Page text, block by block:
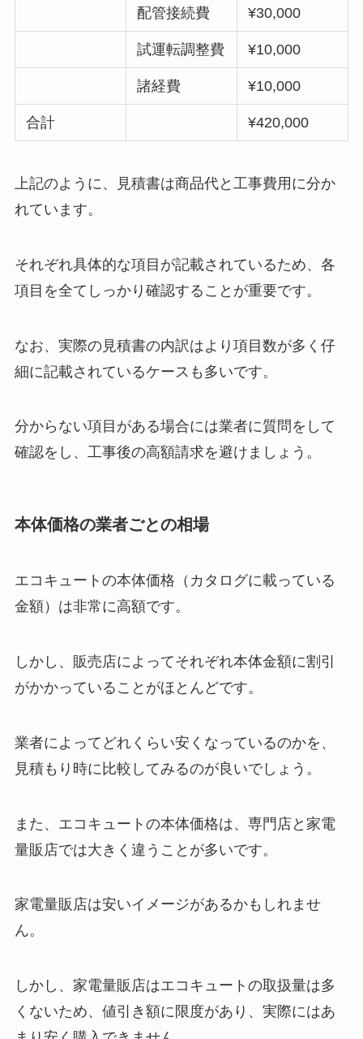
配管接続費 ¥30,000
試運転調整費 ¥10,000
諸経費 ¥10,000
合計 ¥420,000
上記のように、見積書は商品代と工事費用に分か
れています。
それぞれ具体的な項目が記載されているため、各
項目を全てしっかり確認することが重要です。
なお、実際の見積書の内訳はより項目数が多く仔
細に記載されているケースも多いです。
分からない項目がある場合には業者に質問をして
確認をし、工事後の高額請求を避けましょう。
本体価格の業者ごとの相場
エコキュートの本体価格（カタログに載っている
金額）は非常に高額です。
しかし、販売店によってそれぞれ本体金額に割引
がかかっていることがほとんどです。
業者によってどれくらい安くなっているのかを、
見積もり時に比較してみるのが良いでしょう。
また、エコキュートの本体価格は、専門店と家電
量販店では大きく違うことが多いです。
家電量販店は安いイメージがあるかもしれませ
ん。
しかし、家電量販店はエコキュートの取扱量は多
くないため、値引き額に限度があり、実際にはあ